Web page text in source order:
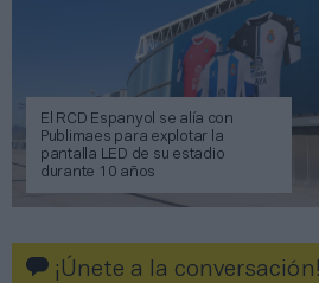
El RCD Espanyol se alía con
Publimaes para explotar la
pantalla LED de su estadio
durante 10 años
¡Únete a la conversación!